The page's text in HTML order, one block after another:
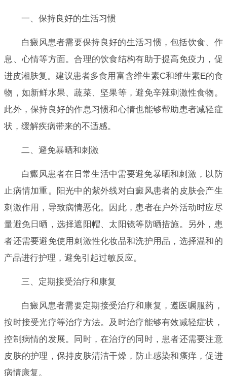
一、保持良好的生活习惯
白癜风患者需要保持良好的生活习惯，包括饮食、作
息、心情等方面。合理的饮食结构有助于提高免疫力，促
进皮湘肤复。建议患者多食用富含维生素C和维生素E的食
物，如新鲜水果、蔬菜、坚果等，避免辛辣刺激性食物。
此外，保持良好的作息习惯和心情也能够帮助患者减轻症
状，缓解疾病带来的不适感。
二、避免暴晒和刺激
白癜风患者在日常生活中需要避免暴晒和刺激，以防
止病情加重。阳光中的紫外线对白癜风患者的皮肤会产生
刺激作用，导致病情恶化。因此，患者在户外活动时应尽
量避免日晒，选择遮阳帽、太阳镜等防晒措施。另外，患
者还需要避免使用刺激性化妆品和洗护用品，选择温和的
产品进行护理，避免引起过敏反应。
三、定期接受治疗和康复
白癜风患者需要定期接受治疗和康复，遵医嘱服药，
按时接受光疗等治疗方法。及时治疗能够有效减轻症状，
控制病情的发展。同时，在治疗的同时，患者还需要注意
皮肤的护理，保持皮肤清洁干燥，防止感染和瘙痒，促进
病情康复。